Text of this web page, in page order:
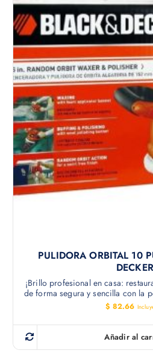
PULIDORA ORBITAL 10
DECKER
¡Brillo profesional en casa:
de forma segura y sencilla con la
$ 82.66
Añadir al